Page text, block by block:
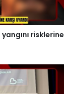
risklerine